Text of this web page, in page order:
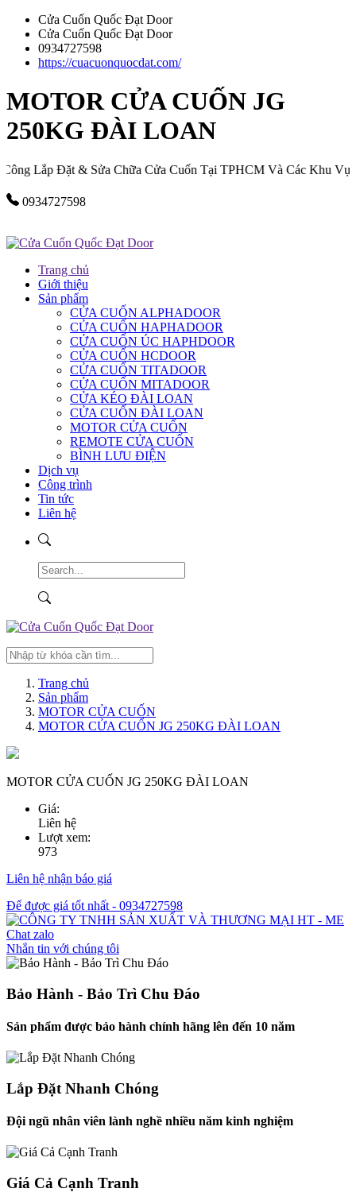
Cửa Cuốn Quốc Đạt Door
Cửa Cuốn Quốc Đạt Door
0934727598
https://cuacuonquocdat.com/
MOTOR CỬA CUỐN JG
250KG ĐÀI LOAN
Lắp Đặt & Sửa Chữa Cửa Cuốn Tại TPHCM Và Các Khu Vực
0934727598
Trang chủ
Giới thiệu
Sản phẩm
CỬA CUỐN ALPHADOOR
CỬA CUỐN HAPHADOOR
CỬA CUỐN ÚC HAPHDOOR
CỬA CUỐN HCDOOR
CỬA CUỐN TITADOOR
CỬA CUỐN MITADOOR
CỬA KÉO ĐÀI LOAN
CỬA CUỐN ĐÀI LOAN
MOTOR CỬA CUỐN
REMOTE CỬA CUỐN
BÌNH LƯU ĐIỆN
Dịch vụ
Công trình
Tin tức
Liên hệ
Trang chủ
Sản phẩm
MOTOR CỬA CUỐN
MOTOR CỬA CUỐN JG 250KG ĐÀI LOAN
MOTOR CỬA CUỐN JG 250KG ĐÀI LOAN
Giá:
Liên hệ
Lượt xem:
973
Liên hệ nhận báo giá
Để được giá tốt nhất - 0934727598
Chat zalo
Nhắn tin với chúng tôi
Bảo Hành - Bảo Trì Chu Đáo
Sản phẩm được bảo hành chính hãng lên đến 10 năm
Lắp Đặt Nhanh Chóng
Đội ngũ nhân viên lành nghề nhiều năm kinh nghiệm
Giá Cả Cạnh Tranh